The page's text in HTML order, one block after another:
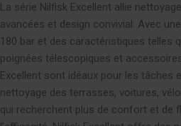
La série Nilfisk Excellent allie
avancées et design convivial. Avec
180 bar et des caractéristiques telles
poignées télescopiques et
Excellent sont idéaux pour les tâches
nettoyage des terrasses, voitures,
qui recherchent plus de confort et de